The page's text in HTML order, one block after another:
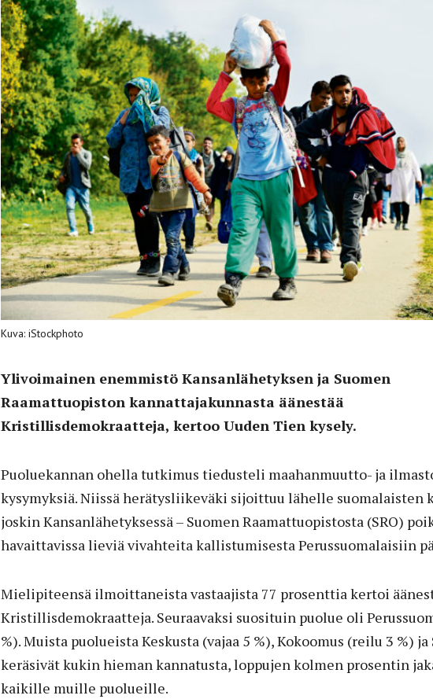
Kuva: iStockphoto
Ylivoimainen enemmistö Kansanlähetyksen ja Suomen
Raamattuopiston kannattajakunnasta äänestää
Kristillisdemokraatteja, kertoo Uuden Tien kysely.
Puoluekannan ohella tutkimus tiedusteli maahanmuutto- ja
kysymyksiä. Niissä herätysliikeväki sijoittuu lähelle suomalaisten
joskin Kansanlähetyksessä – Suomen Raamattuopistosta (SRO)
havaittavissa lieviä vivahteita kallistumisesta Perussuomalaisiin
Mielipiteensä ilmoittaneista vastaajista 77 prosenttia kertoi
Kristillisdemokraatteja. Seuraavaksi suosituin puolue oli
%). Muista puolueista Keskusta (vajaa 5 %), Kokoomus (reilu 3 %) ja
keräsivät kukin hieman kannatusta, loppujen kolmen prosentin
kaikille muille puolueille.